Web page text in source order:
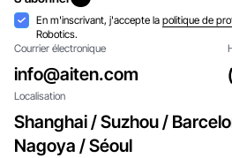
S'abonner
Acceptation
En m'inscrivant, j'accepte lapolitique de
Robotics.
Courrier électronique
info@aiten.com
Localisation
Shanghai / Suzhou /
Nagoya / Séoul